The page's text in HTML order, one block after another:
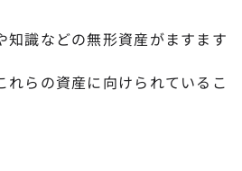
知識などの無形資産がますます
れらの資産に向けられているこ